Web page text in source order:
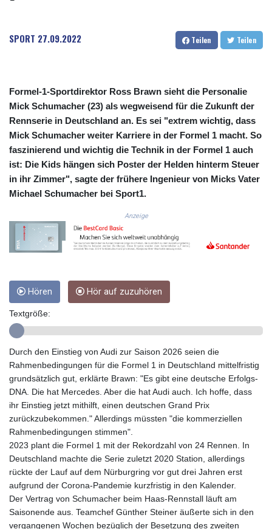
CUP 30.537009
CVE 110.797088
DKK 7.476071
DOP 67.179284
DZD 153.12335
EGP 57.264041
ERN 17.285099
FKP 0.85598
GBP 0.856476
GEL 3.013365
GHS 13.522718
GIP 0.85598
10117.544985
GTQ 8.790438
HUF 365.29112
1510.141512
SPORT 27.09.2022 Teilen Teilen
Formel-1-Sportdirektor Ross Brawn sieht die Personalie
Mick Schumacher (23) als wegweisend für die Zukunft der
Rennserie in Deutschland an. Es sei "extrem wichtig, dass
Mick Schumacher weiter Karriere in der Formel 1 macht. So
faszinierend und wichtig die Technik in der Formel 1 auch
ist: Die Kids hängen sich Poster der Helden hinterm Steuer
in ihr Zimmer", sagte der frühere Ingenieur von Micks Vater
Michael Schumacher bei Sport1.
Anzeige
Hören Hör auf zuzuhören
Textgröße:
Durch den Einstieg von Audi zur Saison 2026 seien die
Rahmenbedingungen für die Formel 1 in Deutschland mittelfristig
grundsätzlich gut, erklärte Brawn: "Es gibt eine deutsche Erfolgs-
DNA. Die hat Mercedes. Aber die hat Audi auch. Ich hoffe, dass
ihr Einstieg jetzt mithilft, einen deutschen Grand Prix
zurückzubekommen." Allerdings müssten "die kommerziellen
Rahmenbedingungen stimmen".
2023 plant die Formel 1 mit der Rekordzahl von 24 Rennen. In
Deutschland machte die Serie zuletzt 2020 Station, allerdings
rückte der Lauf auf dem Nürburgring vor gut drei Jahren erst
aufgrund der Corona-Pandemie kurzfristig in den Kalender.
Der Vertrag von Schumacher beim Haas-Rennstall läuft am
Saisonende aus. Teamchef Günther Steiner äußerte sich in den
vergangenen Wochen bezüglich der Besetzung des zweiten